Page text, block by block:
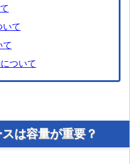
いて
て
ついて
は容量が重要？